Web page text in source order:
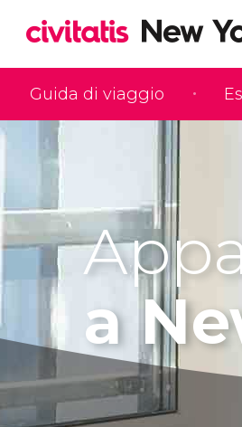
Guida di viaggio
a